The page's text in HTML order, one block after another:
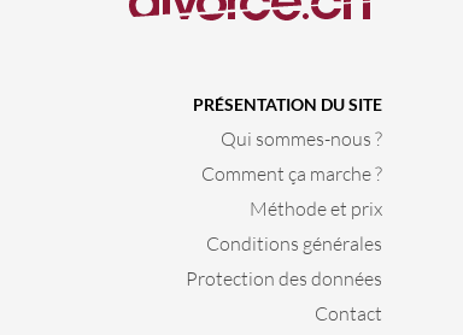
PRÉSENTATION DU SITE
Qui sommes-nous ?
Comment ça marche ?
Méthode et prix
Conditions générales
Protection des données
Contact